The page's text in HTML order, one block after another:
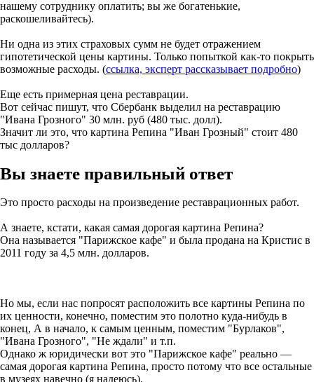
нашему сотруднику оплатить; вы же богатенькие,
раскошеливайтесь).
Ни одна из этих страховых сумм не будет отражением
гипотетической цены картины. Только попыткой как-то покрыть
возможные расходы. (ссылка, эксперт рассказывает подробно)
Еще есть примерная цена реставрации.
Вот сейчас пишут, что Сбербанк выделил на реставрацию
"Ивана Грозного" 30 млн. руб (480 тыс. долл).
Значит ли это, что картина Репина "Иван Грозный" стоит 480
тыс долларов?
Вы знаете правильный ответ
Это просто расходы на произведение реставрационных работ.
А знаете, кстати, какая самая дорогая картина Репина?
Она называется "Парижское кафе" и была продана на Кристис в
2011 году за 4,5 млн. долларов.
Но мы, если нас попросят расположить все картины Репина по
их ценности, конечно, поместим это полотно куда-нибудь в
конец, А в начало, к самым ценным, поместим "Бурлаков",
"Ивана Грозного", "Не ждали" и т.п.
Однако ж юридически вот это "Парижское кафе" реально —
самая дорогая картина Репина, просто потому что все остальные
в музеях навечно (я надеюсь).